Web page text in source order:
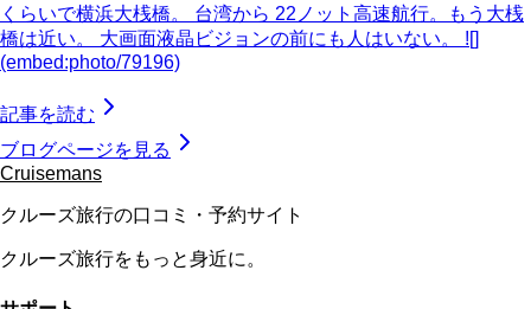
くらいで横浜大桟橋。 台湾から 22ノット高速航行。もう大桟
橋は近い。 大画面液晶ビジョンの前にも人はいない。 ![]
(embed:photo/79196)
記事を読む
ブログページを見る
Cruisemans
クルーズ旅行の口コミ・予約サイト
クルーズ旅行をもっと身近に。